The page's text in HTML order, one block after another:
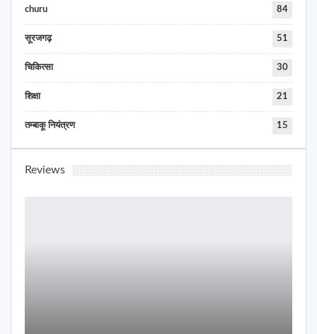
churu 84
सूरजगढ़ 51
चिकित्सा 30
शिक्षा 21
तम्बाकू नियंत्रण 15
Reviews